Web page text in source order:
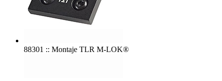
88301 :: Montaje TLR M-LOK®